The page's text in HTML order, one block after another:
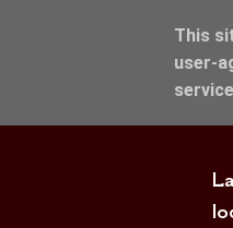
This
user-